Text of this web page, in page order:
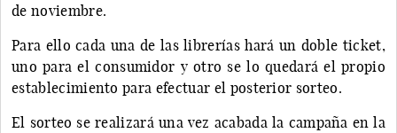
de noviembre.
Para ello cada una de las librerías hará un doble ticket,
uno para el consumidor y otro se lo quedará el propio
establecimiento para efectuar el posterior sorteo.
El sorteo se realizará una vez acabada la campaña en la